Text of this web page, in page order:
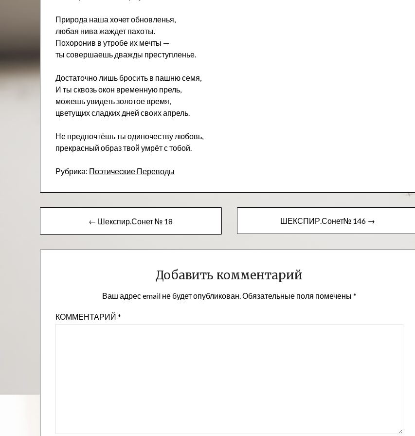
Природа наша хочет обновленья,
любая нива жаждет пахоты.
Похоронив в утробе их мечты —
ты совершаешь дважды преступленье.
Достаточно лишь бросить в пашню семя,
И ты сквозь окон временную прель,
можешь увидеть золотое время,
цветущих сладких дней своих апрель.
Не предпочтёшь ты одиночеству любовь,
прекрасный образ твой умрёт с тобой.
Рубрика: Поэтические Переводы
по
записям
← Шекспир.Сонет № 18 ШЕКСПИР.Сонет№ 146 →
Добавить комментарий
Ваш адрес email не будет опубликован. Обязательные поля помечены *
КОММЕНТАРИЙ*